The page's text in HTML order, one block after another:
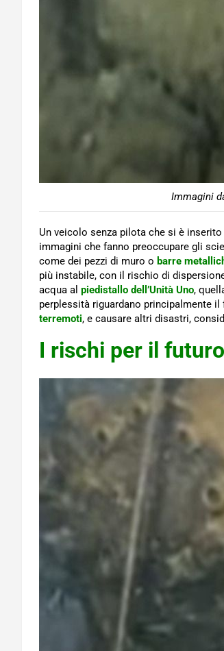
Immagini
Un veicolo senza pilota che si è
immagini che fanno preoccupare gli
come dei pezzi di muro o barre
più instabile, con il rischio di
acqua al piedistallo dell’Unità Uno,
perplessità riguardano principalmente
terremoti, e causare altri disastri,
I rischi per il futuro